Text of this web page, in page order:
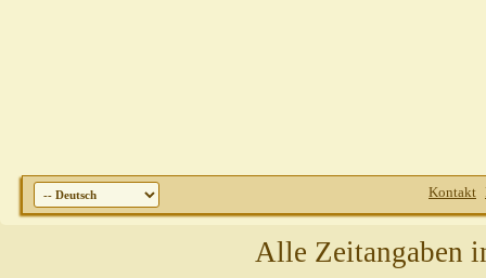
Kontakt
Alle Zeitangaben